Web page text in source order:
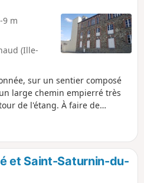
-9 m
(Ille-
sur un sentier composé
large chemin empierré très
de l'étang. À faire de
et Saint-Saturnin-du-